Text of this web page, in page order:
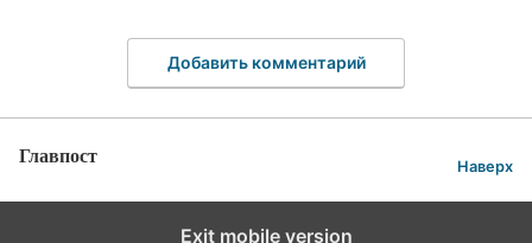
Добавить комментарий
Главпост Наверх
Exit mobile version